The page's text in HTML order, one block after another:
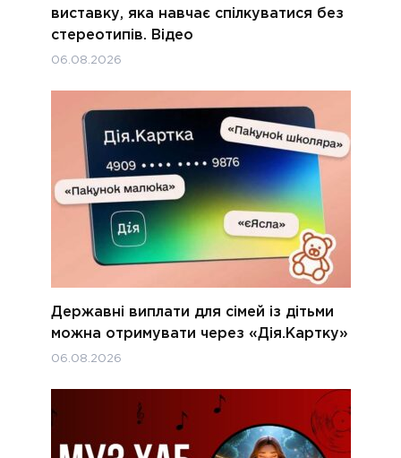
виставку, яка навчає спілкуватися без
стереотипів. Відео
06.08.2026
Державні виплати для сімей із дітьми
можна отримувати через «Дія.Картку»
06.08.2026